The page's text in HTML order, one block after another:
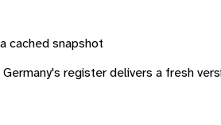
cached snapshot
Germany's register delivers a fresh